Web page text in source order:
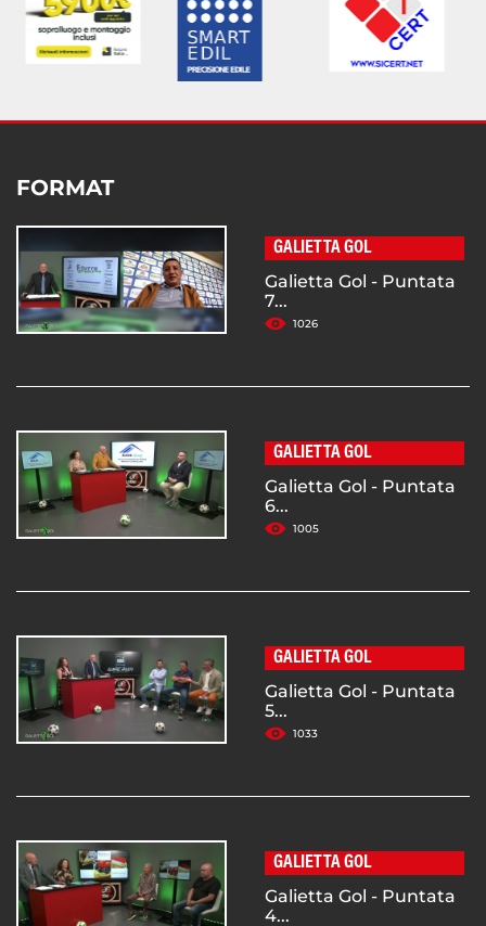
FORMAT
GALIETTA GOL
Galietta Gol - Puntata
7...
1026
GALIETTA GOL
Galietta Gol - Puntata
6...
1005
GALIETTA GOL
Galietta Gol - Puntata
5...
1033
GALIETTA GOL
Galietta Gol - Puntata
4...